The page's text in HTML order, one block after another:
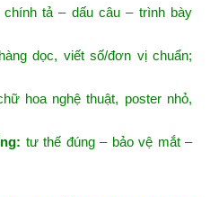
chính tả – dấu câu – trình bày
dọc, viết số/đơn vị chuẩn;
hoa nghệ thuật, poster nhỏ,
tư thế đúng – bảo vệ mắt –